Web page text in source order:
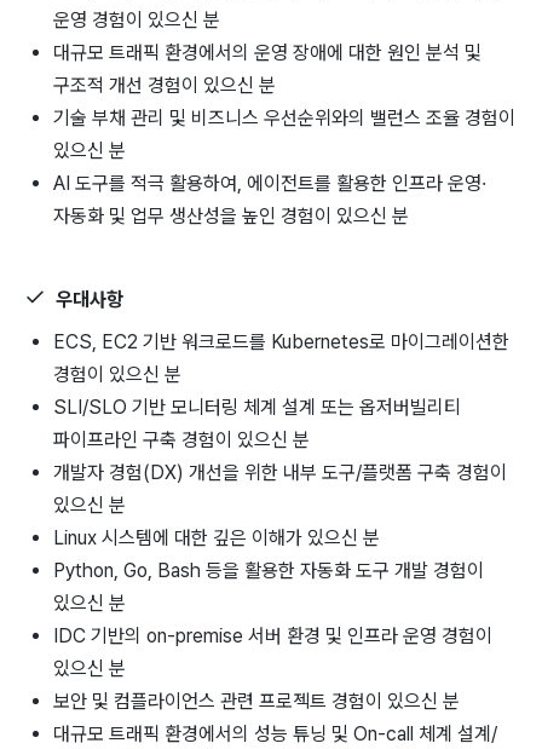
운영 경험이 있으신 분
대규모 트래픽 환경에서의 운영 장애에 대한 원인 분석 및
구조적 개선 경험이 있으신 분
기술 부채 관리 및 비즈니스 우선순위와의 밸런스 조율 경험이
있으신 분
AI 도구를 적극 활용하여, 에이전트를 활용한 인프라 운영·
자동화 및 업무 생산성을 높인 경험이 있으신 분
우대사항
ECS, EC2 기반 워크로드를 Kubernetes로 마이그레이션한
경험이 있으신 분
SLI/SLO 기반 모니터링 체계 설계 또는 옵저버빌리티
파이프라인 구축 경험이 있으신 분
개발자 경험(DX) 개선을 위한 내부 도구/플랫폼 구축 경험이
있으신 분
Linux 시스템에 대한 깊은 이해가 있으신 분
Python, Go, Bash 등을 활용한 자동화 도구 개발 경험이
있으신 분
IDC 기반의 on-premise 서버 환경 및 인프라 운영 경험이
있으신 분
보안 및 컴플라이언스 관련 프로젝트 경험이 있으신 분
대규모 트래픽 환경에서의 성능 튜닝 및 On-call 체계 설계/